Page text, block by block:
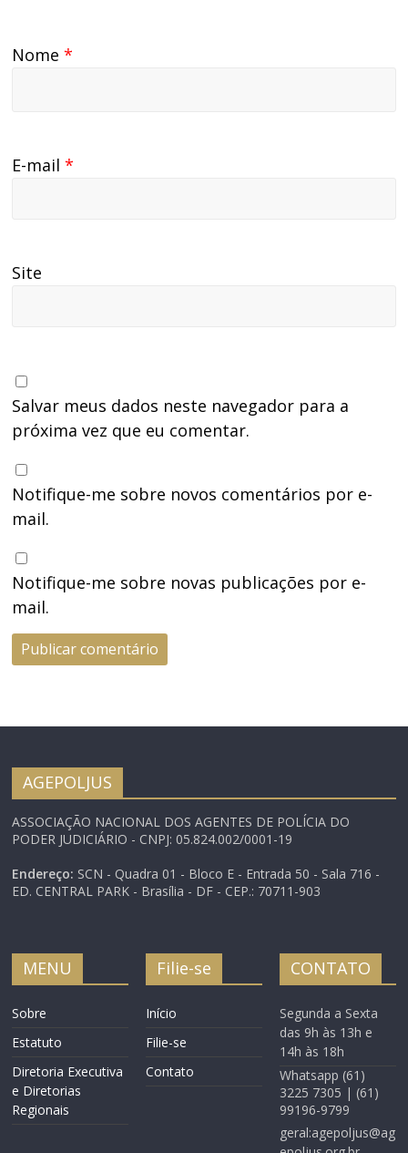
Nome*
E-mail*
Site
Salvar meus dados neste navegador para a
próxima vez que eu comentar.
Notifique-me sobre novos comentários por e-
mail.
Notifique-me sobre novas publicações por e-
mail.
AGEPOLJUS
ASSOCIAÇÃO NACIONAL DOS AGENTES DE POLÍCIA DO
PODER JUDICIÁRIO - CNPJ: 05.824.002/0001-19
Endereço: SCN - Quadra 01 - Bloco E - Entrada 50 - Sala 716 -
ED. CENTRAL PARK - Brasília - DF - CEP.: 70711-903
MENU
Sobre
Estatuto
Diretoria Executiva
e Diretorias
Regionais
Filie-se
Início
Filie-se
Contato
CONTATO
Segunda a Sexta
das 9h às 13h e
14h às 18h
Whatsapp (61)
3225 7305 | (61)
99196-9799
geral:agepoljus@ag